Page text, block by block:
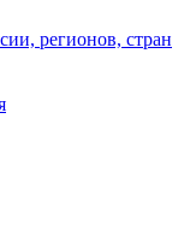
регионов, стран